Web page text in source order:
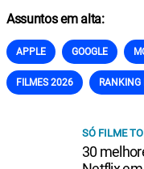
Assuntos em alta:
APPLE GOOGLE
FILMES 2026 RANKING
SÓ FILME
30